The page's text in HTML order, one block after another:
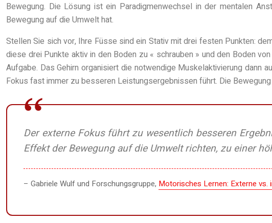
Bewegung. Die Lösung ist ein Paradigmenwechsel in der mentalen
Bewegung auf die Umwelt hat.
Stellen Sie sich vor, Ihre Füsse sind ein Stativ mit drei festen Punkten:
diese drei Punkte aktiv in den Boden zu « schrauben » und den Boden
Aufgabe. Das Gehirn organisiert die notwendige Muskelaktivierung
Fokus fast immer zu besseren Leistungsergebnissen führt. Die
Der externe Fokus führt zu wesentlich besseren
Effekt der Bewegung auf die Umwelt richten, zu einer
– Gabriele Wulf und Forschungsgruppe, Motorisches Lernen: Externe